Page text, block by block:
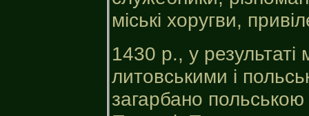
міські хоругви,
1430 р., у результаті
литовськими і
загарбано